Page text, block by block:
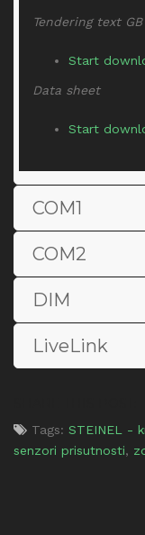
Tendering text
Start
Data sheet
Start
COM1
COM2
DIM
LiveLink
Tags: STEINEL -
senzori prisutnosti,